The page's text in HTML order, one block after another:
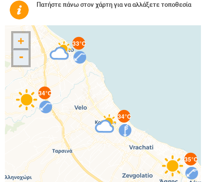
Πατήστε πάνω στον χάρτη για να αλλάξετε τοποθεσία
34°C
33°C
35°C
34°C
+
-